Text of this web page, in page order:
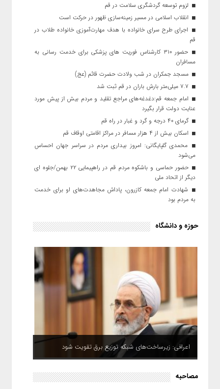
لزوم توسعه گردشگری سلامت در قم
انقلاب اسلامی در مسیر زمینه‌سازی ظهور در حرکت است
اجرای طرح سرای خانواده با هدف مهارت‌آموزی خانواده طلاب در
قم
حضور ۳۱۰ کارشناس فوریت های پزشکی برای خدمت رسانی به
مسافران
مسجد جمکران در شب ولادت حضرت قائم (عج)
امام جمعه قم:دغدغه‌های مراجع تقلید و مردم بیش از پیش مورد
عنایت دولت قرار بگیرد
گرمای ۴۰ درجه و گرد و غبار در راه قم
اسکان بیش از ۴ هزار مسافر در مراکز اقامتی اوقاف قم
محمدی گلپایگانی: امروز بیداری مردم در سراسر جهان احساس
می‌شود
حضور حماسی و باشکوه مردم قم در راهپیمایی ۲۲ بهمن/جلوه ای
دیگر از اتحاد ملی
شهادت امام جمعه کازرون، پاداش مجاهدت‌های او برای خدمت
به مردم بود
حوزه و دانشگاه
اعرافی: زیرساخت‌های شبکه توزیع برق تقویت شود
مصاحبه